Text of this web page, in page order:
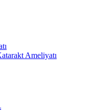
Ameliyatı